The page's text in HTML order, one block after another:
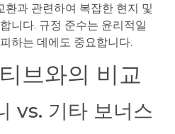
과 관련하여 복잡한 현지 및
니다. 규정 준수는 윤리적일
하는 데에도 중요합니다.
브와의 비교
vs. 기타 보너스